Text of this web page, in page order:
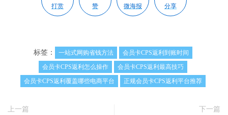
打赏 赞 微海报 分享
标签： 一站式网购省钱方法
会员卡CPS返利到账时间
会员卡CPS返利怎么操作
会员卡CPS返利最高技巧
会员卡CPS返利覆盖哪些电商平台
正规会员卡CPS返利平台推荐
上一篇
下一篇